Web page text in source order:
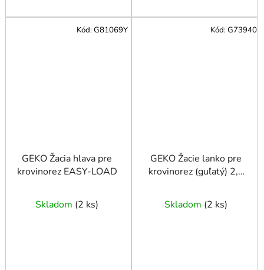
GEKO Žacia hlava pre
krovinorez EASY-LOAD
Skladom (2 ks)
Kód:G81069Y
GEKO Žacie lanko pre
krovinorez (guľatý) 2,4
Skladom (2 ks)
Kód:G73940